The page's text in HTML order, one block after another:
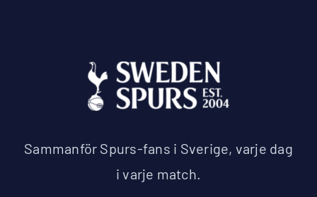
Sammanför Spurs-fans i Sverige, varje dag
i varje match.